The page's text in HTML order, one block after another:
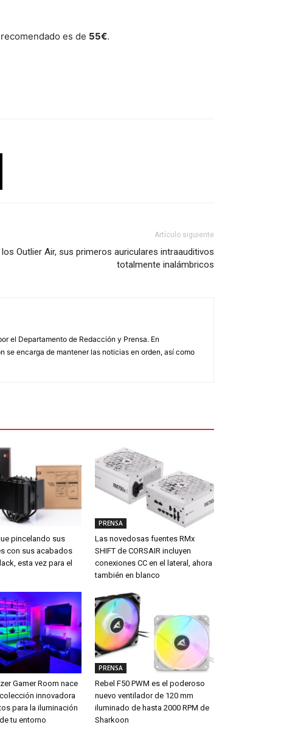
es de 55€.
Artículo siguiente
Outlier Air, sus primeros auriculares intraauditivos
totalmente inalámbricos
el Departamento de Redacción y Prensa. En
encarga de mantener las noticias en orden, así como
pincelando sus
con sus acabados
esta vez para el
PRENSA
Las novedosas fuentes RMx
SHIFT de CORSAIR incluyen
conexiones CC en el lateral, ahora
también en blanco
Gamer Room nace
innovadora
para la iluminación
tu entorno
PRENSA
Rebel F50 PWM es el poderoso
nuevo ventilador de 120 mm
iluminado de hasta 2000 RPM de
Sharkoon